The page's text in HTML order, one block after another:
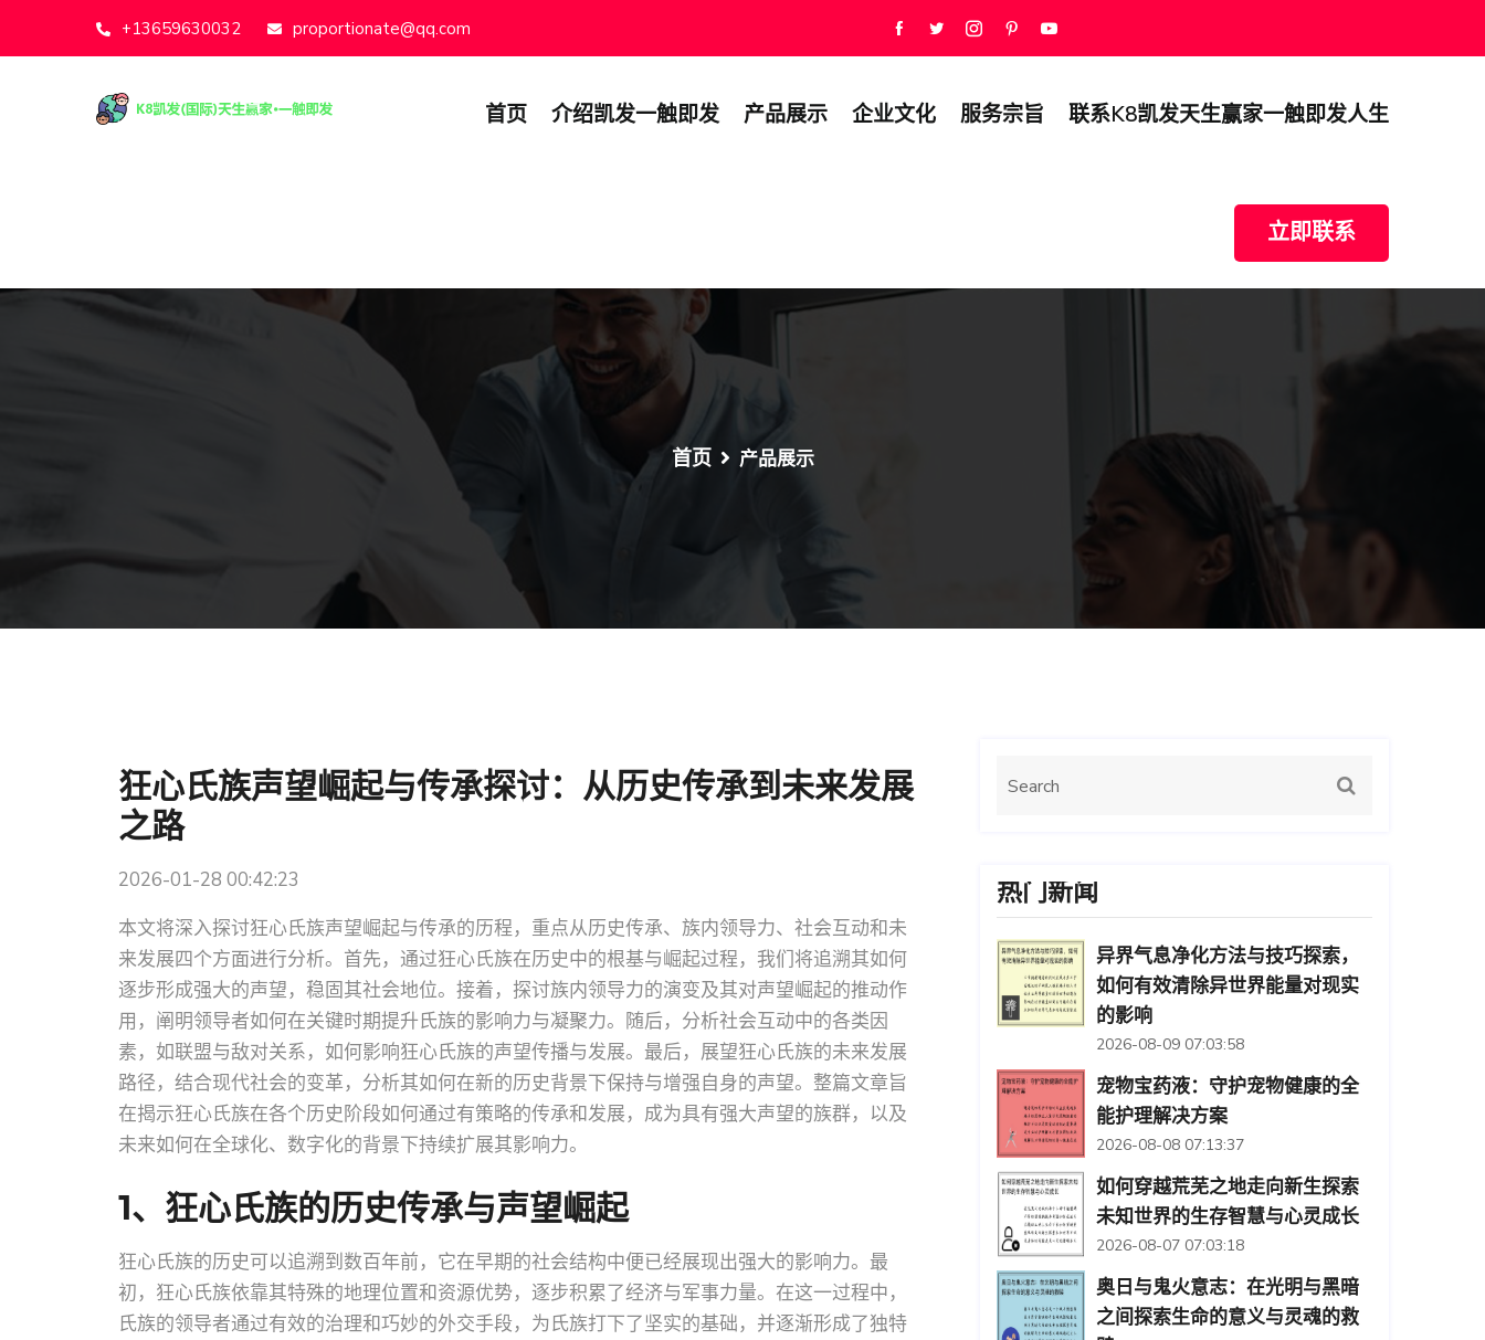
+13659630032 proportionate@qq.com
首页 介绍凯发一触即发 产品展示 企业文化 服务宗旨 联系k8凯发天生赢家一触即发人生
立即联系
首页 产品展示
狂心氏族声望崛起与传承探讨：从历史传承到未来发展
之路
2026-01-28 00:42:23
本文将深入探讨狂心氏族声望崛起与传承的历程，重点从历史传承、族内领导力、社会互动和未
来发展四个方面进行分析。首先，通过狂心氏族在历史中的根基与崛起过程，我们将追溯其如何
逐步形成强大的声望，稳固其社会地位。接着，探讨族内领导力的演变及其对声望崛起的推动作
用，阐明领导者如何在关键时期提升氏族的影响力与凝聚力。随后，分析社会互动中的各类因
素，如联盟与敌对关系，如何影响狂心氏族的声望传播与发展。最后，展望狂心氏族的未来发展
路径，结合现代社会的变革，分析其如何在新的历史背景下保持与增强自身的声望。整篇文章旨
在揭示狂心氏族在各个历史阶段如何通过有策略的传承和发展，成为具有强大声望的族群，以及
未来如何在全球化、数字化的背景下持续扩展其影响力。
1、狂心氏族的历史传承与声望崛起
狂心氏族的历史可以追溯到数百年前，它在早期的社会结构中便已经展现出强大的影响力。最
初，狂心氏族依靠其特殊的地理位置和资源优势，逐步积累了经济与军事力量。在这一过程中，
氏族的领导者通过有效的治理和巧妙的外交手段，为氏族打下了坚实的基础，并逐渐形成了独特
热门新闻
异界气息净化方法与技巧探索，
如何有效清除异世界能量对现实
的影响
2026-08-09 07:03:58
宠物宝药液：守护宠物健康的全
能护理解决方案
2026-08-08 07:13:37
如何穿越荒芜之地走向新生探索
未知世界的生存智慧与心灵成长
2026-08-07 07:03:18
奥日与鬼火意志：在光明与黑暗
之间探索生命的意义与灵魂的救